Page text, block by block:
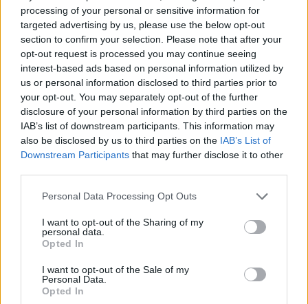
processing of your personal or sensitive information for
targeted advertising by us, please use the below opt-out
section to confirm your selection. Please note that after your
opt-out request is processed you may continue seeing
interest-based ads based on personal information utilized by
us or personal information disclosed to third parties prior to
your opt-out. You may separately opt-out of the further
disclosure of your personal information by third parties on the
IAB’s list of downstream participants. This information may
also be disclosed by us to third parties on the IAB’s List of
Downstream Participants that may further disclose it to other
Please note that this website/app uses one or more Google
not limited to your visit or usage behaviour. You may click to
grant or deny consent to Google and its third-party tags to
use your data for below specified purposes in below Google
consent section.
Personal Data Processing Opt Outs
I want to opt-out of the Sharing of my
personal data.
Opted In
I want to opt-out of the Sale of my
Personal Data.
Opted In
A Wicked című musical, amely Gregory
Maguire A boszorkány című regénye nyomán
született, a Broadway történetének új heti
bevételi rekordját állította be: nyolc előadása
2,22 millió dolláros (474 millió forintos)
jegyeladással zárult.
Nem sokkal maradt le Az oroszlánkirály (1,9
millió dollár) és a rossz kritikák ellenére az
Addams család is nagyon sok nézőt vonzott.
problémák, a próbákon történt sérülések és
kitett magáért: 1,88 millió dolláros bevételt
könyvelhetett el december utolsó hetében.
Forrás:MTI